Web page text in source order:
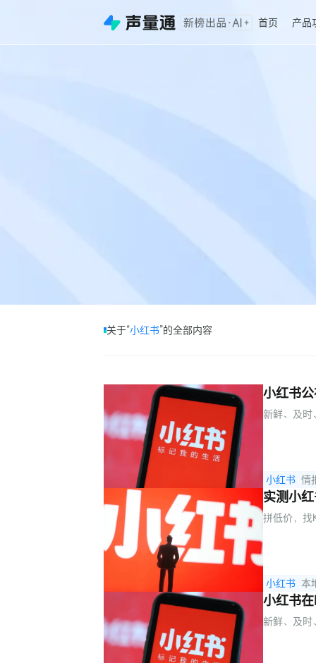
首页 产品
关于“小红书”的全部内容
小红书
新鲜、及时
小红书 情
实测小
拼低价，找
小红书 本
小红书
新鲜、及时